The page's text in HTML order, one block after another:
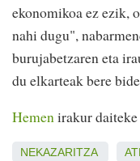
ekonomikoa ez ezik,
nahi dugu",
burujabetzaren eta
du elkarteak bere
Hemenirakur
NEKAZARITZA